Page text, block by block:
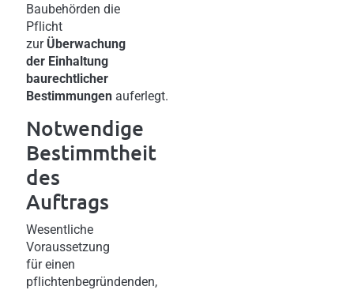
Baubehörden die
Pflicht
zur Überwachung
der Einhaltung
baurechtlicher
Bestimmungen auferlegt.
Notwendige
Bestimmtheit
des
Auftrags
Wesentliche
Voraussetzung
für einen
pflichtenbegründenden,